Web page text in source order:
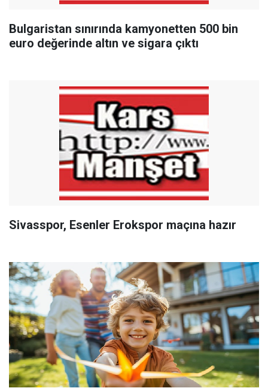
Bulgaristan sınırında kamyonetten 500 bin
euro değerinde altın ve sigara çıktı
Sivasspor, Esenler Erokspor maçına hazır